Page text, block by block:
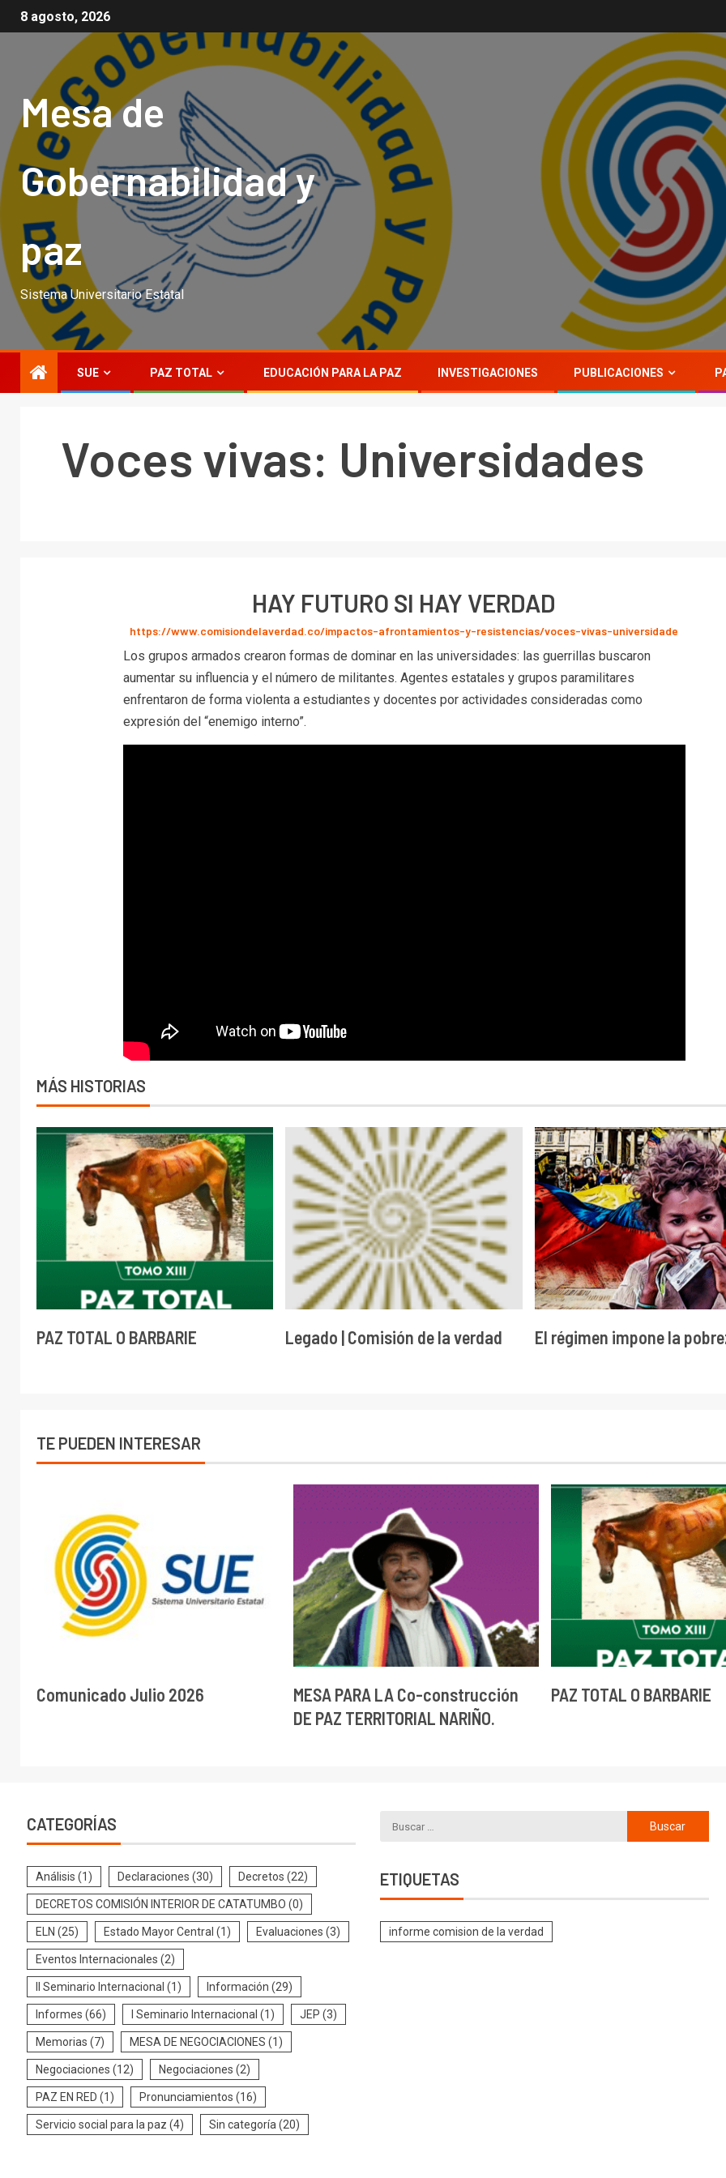
8 agosto, 2026
Mesa de
Gobernabilidad y
paz
Sistema Universitario Estatal
SUE PAZ TOTAL EDUCACIÓN PARA LA PAZ INVESTIGACIONES PUBLICACIONES
Voces vivas: Universidades
HAY FUTURO SI HAY VERDAD
https://www.comisiondelaverdad.co/impactos-afrontamientos-y-resistencias/voces-vivas-universidade
Los grupos armados crearon formas de dominar en las universidades: las guerrillas buscaron
aumentar su influencia y el número de militantes. Agentes estatales y grupos paramilitares
enfrentaron de forma violenta a estudiantes y docentes por actividades consideradas como
expresión del “enemigo interno”.
MÁS HISTORIAS
PAZ TOTAL O BARBARIE Legado | Comisión de la verdad El régimen impone la
TE PUEDEN INTERESAR
Comunicado Julio 2026
MESA PARA LA Co-construcción
DE PAZ TERRITORIAL NARIÑO.
PAZ TOTAL O BARBARIE
CATEGORÍAS
Análisis (1) Declaraciones (30) Decretos (22)
DECRETOS COMISIÓN INTERIOR DE CATATUMBO (0)
ELN (25) Estado Mayor Central (1) Evaluaciones (3)
Eventos Internacionales (2)
II Seminario Internacional (1) Información (29)
Informes (66) I Seminario Internacional (1) JEP (3)
Memorias (7) MESA DE NEGOCIACIONES (1)
Negociaciones (12) Negociaciones (2)
PAZ EN RED (1) Pronunciamientos (16)
Servicio social para la paz (4) Sin categoría (20)
ETIQUETAS
informe comision de la verdad